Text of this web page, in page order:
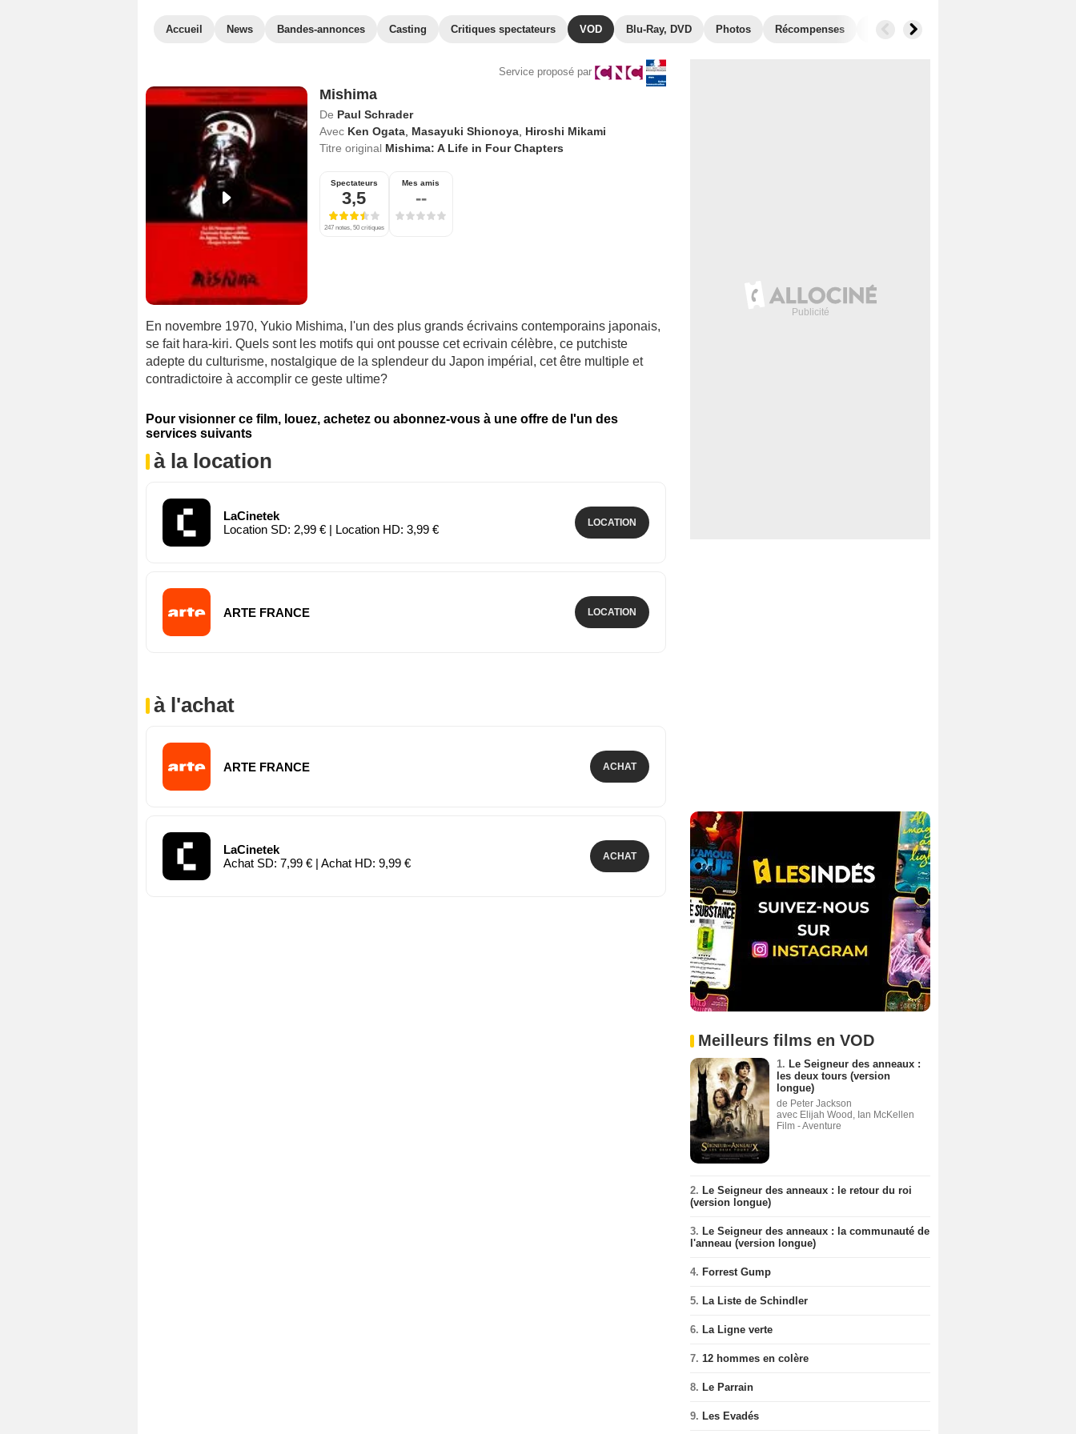
Accueil News Bandes-annonces Casting Critiques spectateurs VOD Blu-Ray, DVD Photos Récompenses Films similaires
Service proposé par
Mishima
De Paul Schrader
Avec Ken Ogata, Masayuki Shionoya, Hiroshi Mikami
Titre original Mishima: A Life in Four Chapters
Spectateurs
3,5
247 notes, 50 critiques
Mes amis
--
En novembre 1970, Yukio Mishima, l'un des plus grands écrivains contemporains japonais,
se fait hara-kiri. Quels sont les motifs qui ont pousse cet ecrivain célèbre, ce putchiste
adepte du culturisme, nostalgique de la splendeur du Japon impérial, cet être multiple et
contradictoire à accomplir ce geste ultime?
Pour visionner ce film, louez, achetez ou abonnez-vous à une offre de l'un des
services suivants
à la location
LaCinetek
Location SD: 2,99 € | Location HD: 3,99 €
LOCATION
ARTE FRANCE LOCATION
à l'achat
ARTE FRANCE ACHAT
LaCinetek
Achat SD: 7,99 € | Achat HD: 9,99 €
ACHAT
Meilleurs films en VOD
1. Le Seigneur des anneaux :
les deux tours (version
longue)
de Peter Jackson
avec Elijah Wood, Ian McKellen
Film - Aventure
2. Le Seigneur des anneaux : le retour du roi
(version longue)
3. Le Seigneur des anneaux : la communauté de
l'anneau (version longue)
4. Forrest Gump
5. La Liste de Schindler
6. La Ligne verte
7. 12 hommes en colère
8. Le Parrain
9. Les Evadés